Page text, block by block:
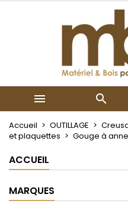
 
Accueil OUTILLAGE
et plaquettes
Gouge à
ACCUEIL
MARQUES
Mes listes
Créer une nouvelle
Créer une
Connexion
Vous devez être
à votre liste d'envies.